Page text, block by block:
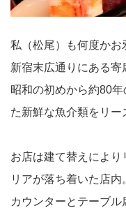
私（松尾）も何度かお
新宿末広通りにある寄
昭和の初めから約80
た新鮮な魚介類をリー
お店は建て替えによ
リアが落ち着いた店内
カウンターとテーブル